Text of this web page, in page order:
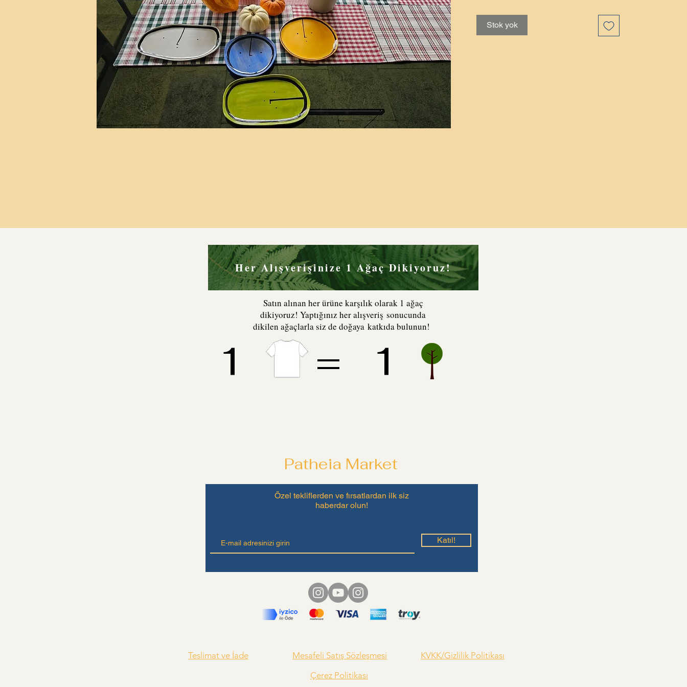
malzemelerden üretilmiştir. Bu tabaklar
atıştırmalıklar, tatlılar veya küçük
Stok yok
Her Alışverişinize 1 Ağaç Dikiyoruz!
Satın alınan her ürüne karşılık olarak 1 ağaç
dikiyoruz! Yaptığınız her alışveriş sonucunda
dikilen ağaçlarla siz de doğaya katkıda bulunun!
1 = 1
Patheia Market
Özel tekliflerden ve fırsatlardan ilk siz
haberdar olun!
Katıl!
Teslimat ve İade Mesafeli Satış Sözleşmesi
KVKK/Gizlilik Politikası
Çerez Politikası